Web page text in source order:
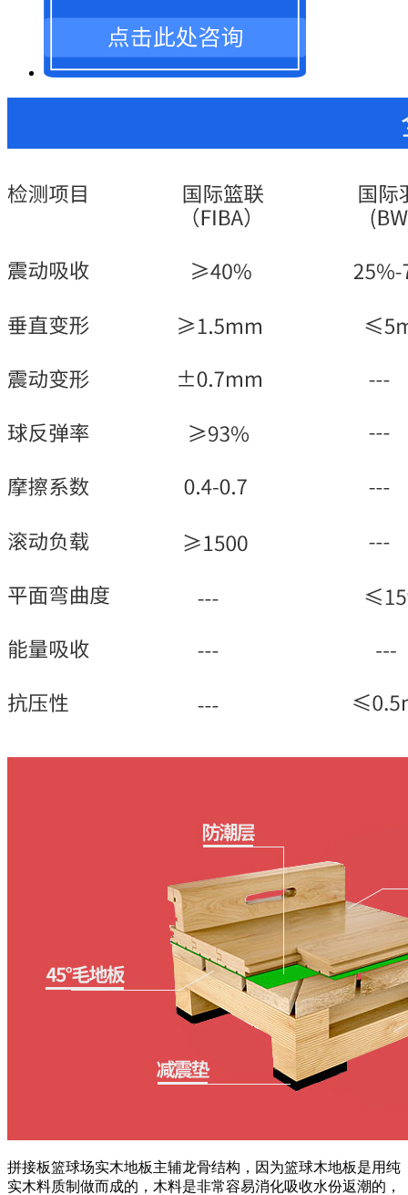
拼接板篮球场实木地板主辅龙骨结构，因为篮球木地板是用纯
实木料质制做而成的，木料是非常容易消化吸收水份返潮的，